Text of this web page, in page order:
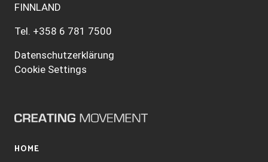
FINNLAND
Tel. +358 6 781 7500
Datenschutzerklärung
Cookie Settings
HOME